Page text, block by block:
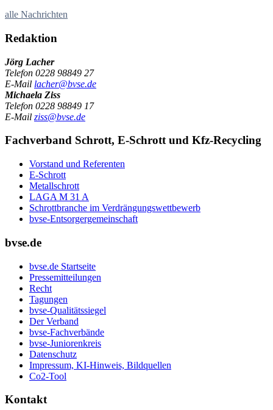
alle Nachrichten
Redaktion
Jörg Lacher
Telefon 0228 98849 27
E-Mail lacher@bvse.de
Michaela Ziss
Telefon 0228 98849 17
E-Mail ziss@bvse.de
Fachverband Schrott, E-Schrott und Kfz-Recycling
Vorstand und Referenten
E-Schrott
Metallschrott
LAGA M 31 A
Schrottbranche im Verdrängungswettbewerb
bvse-Entsorgergemeinschaft
bvse.de
bvse.de Startseite
Pressemitteilungen
Recht
Tagungen
bvse-Qualitätssiegel
Der Verband
bvse-Fachverbände
bvse-Juniorenkreis
Datenschutz
Impressum, KI-Hinweis, Bildquellen
Co2-Tool
Kontakt